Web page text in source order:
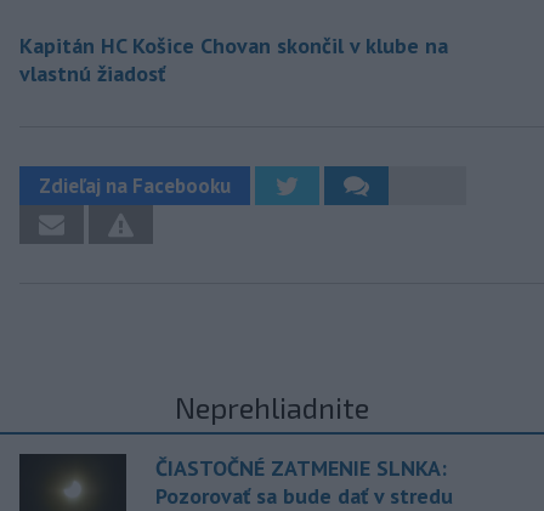
Kapitán HC Košice Chovan skončil v klube na
vlastnú žiadosť
Zdieľaj na Facebooku
Neprehliadnite
ČIASTOČNÉ ZATMENIE SLNKA:
Pozorovať sa bude dať v stredu